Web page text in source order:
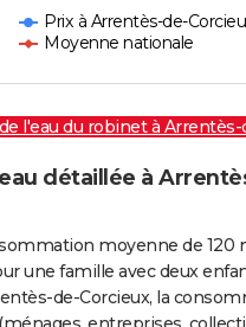
Prix à Arrentès-de-
Moyenne nationale
l'eau du robinet à
détaillée à
moyenne de 120
une famille avec deux
de-Corcieux, la